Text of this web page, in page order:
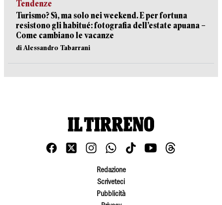
Tendenze
Turismo? Sì, ma solo nei weekend. E per fortuna
resistono gli habitué: fotografia dell’estate apuana –
Come cambiano le vacanze
di Alessandro Tabarrani
Redazione
Scriveteci
Pubblicità